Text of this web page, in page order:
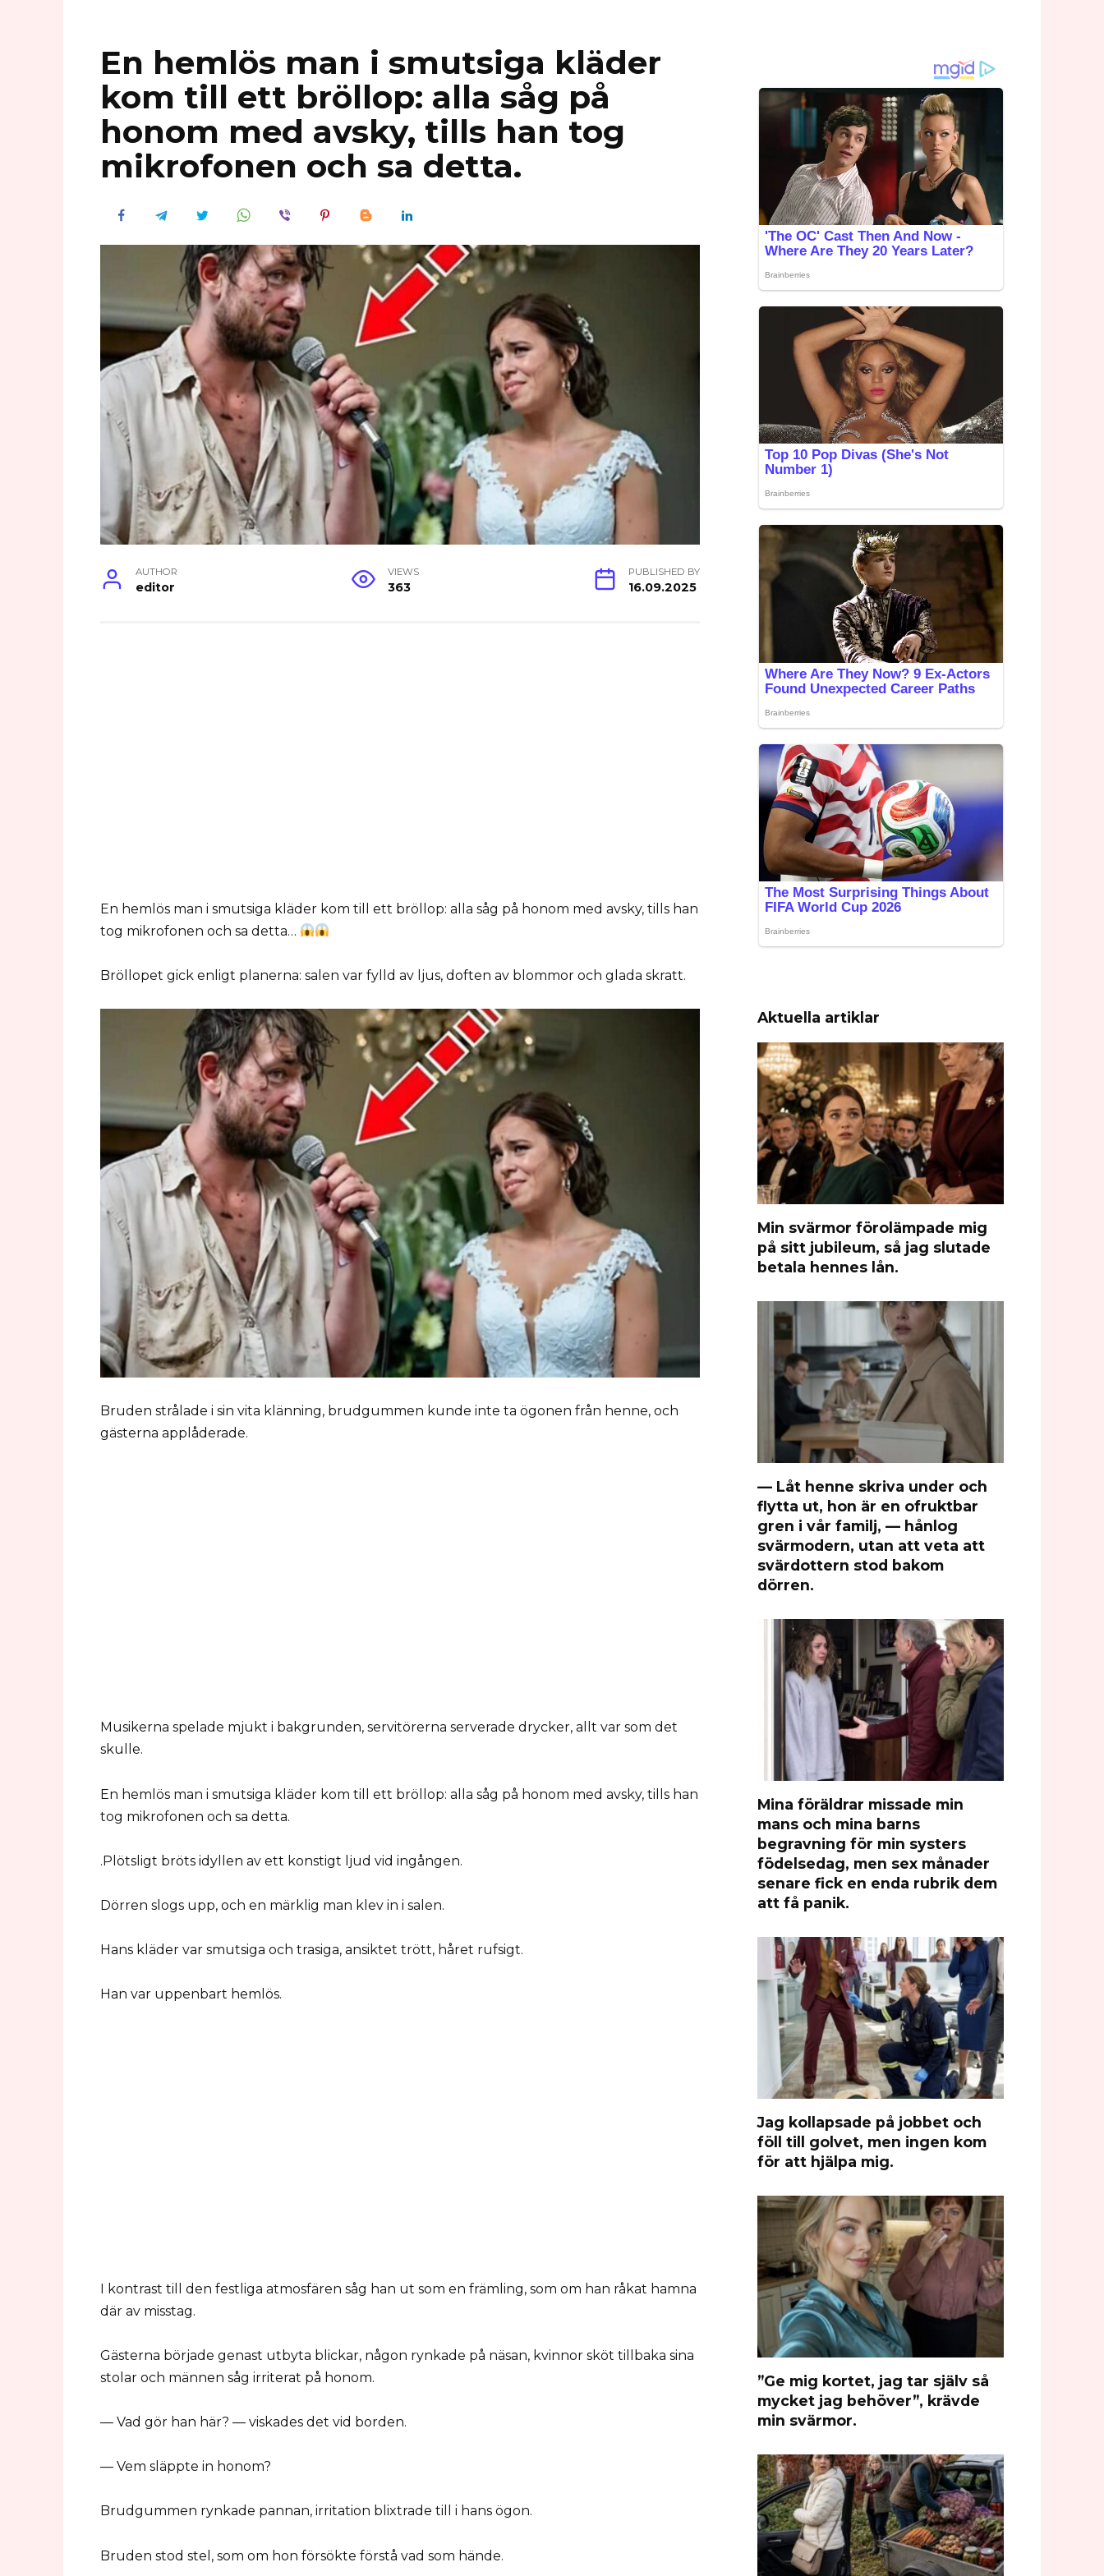
En hemlös man i smutsiga kläder
kom till ett bröllop: alla såg på
honom med avsky, tills han tog
mikrofonen och sa detta.
AUTHOR
editor
VIEWS
363
PUBLISHED BY
16.09.2025
En hemlös man i smutsiga kläder kom till ett bröllop: alla såg på honom med avsky, tills han
tog mikrofonen och sa detta…
Bröllopet gick enligt planerna: salen var fylld av ljus, doften av blommor och glada skratt.
Bruden strålade i sin vita klänning, brudgummen kunde inte ta ögonen från henne, och
gästerna applåderade.
Musikerna spelade mjukt i bakgrunden, servitörerna serverade drycker, allt var som det
skulle.
En hemlös man i smutsiga kläder kom till ett bröllop: alla såg på honom med avsky, tills han
tog mikrofonen och sa detta.
.Plötsligt bröts idyllen av ett konstigt ljud vid ingången.
Dörren slogs upp, och en märklig man klev in i salen.
Hans kläder var smutsiga och trasiga, ansiktet trött, håret rufsigt.
Han var uppenbart hemlös.
I kontrast till den festliga atmosfären såg han ut som en främling, som om han råkat hamna
där av misstag.
Gästerna började genast utbyta blickar, någon rynkade på näsan, kvinnor sköt tillbaka sina
stolar och männen såg irriterat på honom.
— Vad gör han här? — viskades det vid borden.
— Vem släppte in honom?
Brudgummen rynkade pannan, irritation blixtrade till i hans ögon.
Bruden stod stel, som om hon försökte förstå vad som hände.
Aktuella artiklar
Min svärmor förolämpade mig
på sitt jubileum, så jag slutade
betala hennes lån.
— Låt henne skriva under och
flytta ut, hon är en ofruktbar
gren i vår familj, — hånlog
svärmodern, utan att veta att
svärdottern stod bakom
dörren.
Mina föräldrar missade min
mans och mina barns
begravning för min systers
födelsedag, men sex månader
senare fick en enda rubrik dem
att få panik.
Jag kollapsade på jobbet och
föll till golvet, men ingen kom
för att hjälpa mig.
”Ge mig kortet, jag tar själv så
mycket jag behöver”, krävde
min svärmor.